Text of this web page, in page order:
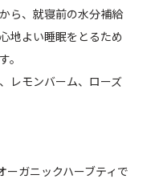
ら、就寝前の水分補給
地よい睡眠をとるため
。
レモンバーム、ローズ
ーガニックハーブティで